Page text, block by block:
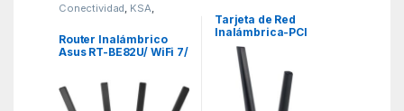
Conectividad, KSA,
Router Inalámbrico
Asus RT-BE82U/ WiFi 7/
802.11be/ax/ac/n/a/ –
n/b/g
Tarjeta de Red
Inalámbrica-PCI
Express Asus PCE-
AX1800/ 1800Mbps/
2.4/5GHz